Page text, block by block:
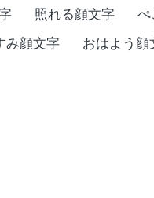
照れる顔文字 ぺ
み顔文字 おはよう顔